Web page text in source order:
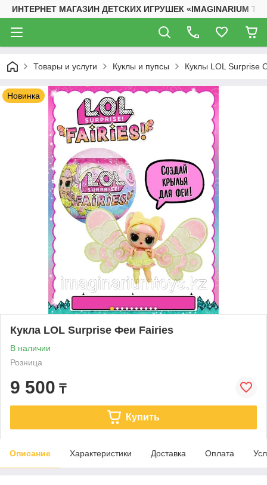
ИНТЕРНЕТ МАГАЗИН ДЕТСКИХ ИГРУШЕК «IMAGINARIUM
Товары и услуги Куклы и пупсы Куклы LOL Surprise
Новинка
Кукла LOL Surprise Феи Fairies
В наличии
Розница
9 500 ₸
Купить
Описание Характеристики Доставка Оплата